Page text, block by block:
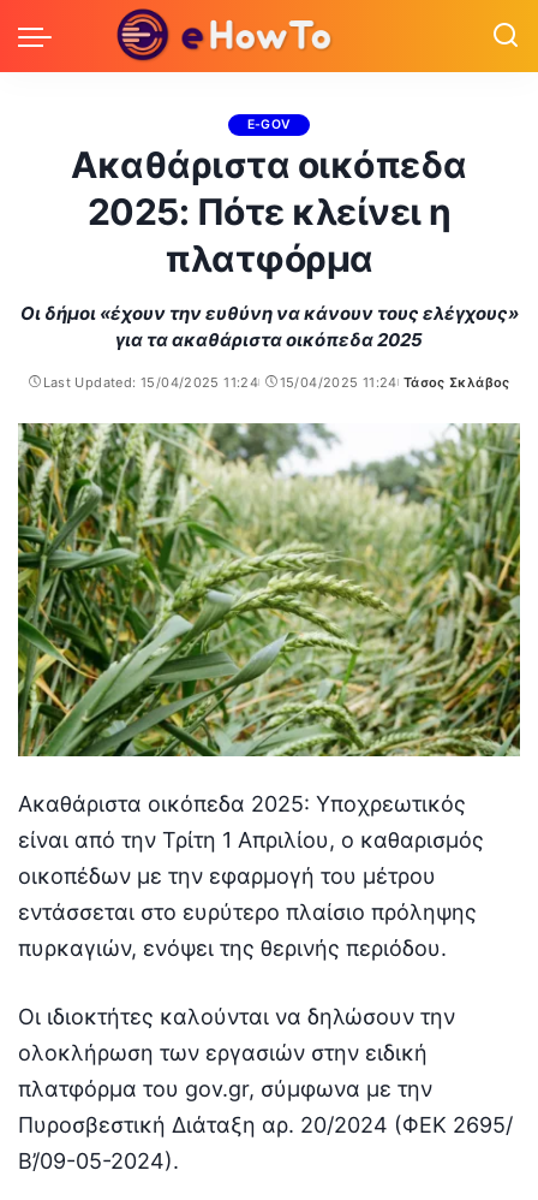
E-GOV
Ακαθάριστα οικόπεδα
2025: Πότε κλείνει η
πλατφόρμα
Οι δήμοι «έχουν την ευθύνη να κάνουν τους ελέγχους»
για τα ακαθάριστα οικόπεδα 2025
Last Updated: 15/04/2025 11:24 15/04/2025 11:24
Posted
Τάσος Σκλάβος
Ακαθάριστα οικόπεδα 2025: Υποχρεωτικός
είναι από την Τρίτη 1 Απριλίου, ο καθαρισμός
οικοπέδων με την εφαρμογή του μέτρου
εντάσσεται στο ευρύτερο πλαίσιο πρόληψης
πυρκαγιών, ενόψει της θερινής περιόδου.
Οι ιδιοκτήτες καλούνται να δηλώσουν την
ολοκλήρωση των εργασιών στην ειδική
πλατφόρμα του gov.gr, σύμφωνα με την
Πυροσβεστική Διάταξη αρ. 20/2024 (ΦΕΚ 2695/
Β’/09-05-2024).